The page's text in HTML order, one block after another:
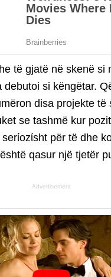
të gjatë në skenë si
debutoi si këngëtar.
disa projekte të
se tashmë kur
për të dhe
qasur një tjetër
Advertisement